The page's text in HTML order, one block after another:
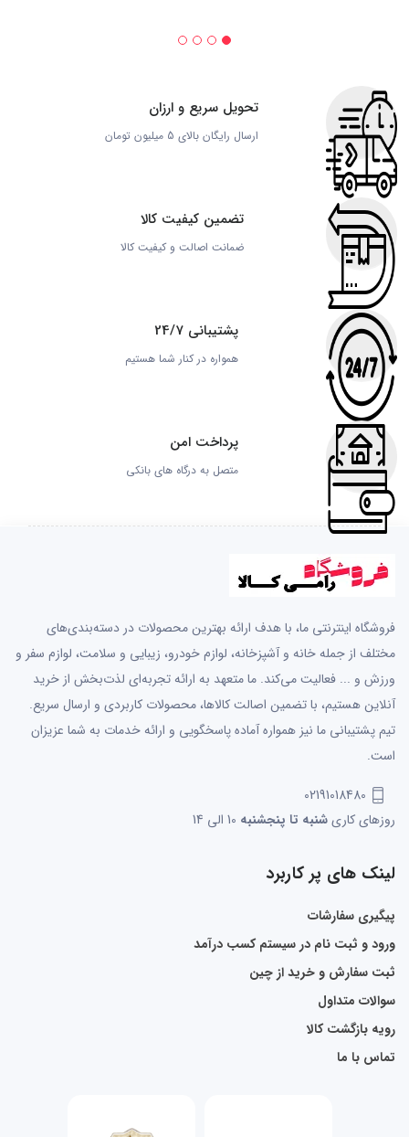
تحویل سریع و ارزان
ارسال رایگان بالای 5 میلیون تومان
تضمین کیفیت کالا
ضمانت اصالت و کیفیت کالا
پشتیبانی 24/7
همواره در کنار شما هستیم
پرداخت امن
متصل به درگاه های بانکی
فروشگاه اینترنتی ما، با هدف ارائه بهترین محصولات در دسته‌بندی‌های
مختلف از جمله خانه و آشپزخانه، لوازم خودرو، زیبایی و سلامت، لوازم سفر و
ورزش و ... فعالیت می‌کند. ما متعهد به ارائه تجربه‌ای لذت‌بخش از خرید
آنلاین هستیم، با تضمین اصالت کالاها، محصولات کاربردی و ارسال سریع.
تیم پشتیبانی ما نیز همواره آماده پاسخگویی و ارائه خدمات به شما عزیزان
است.
02191018480
روزهای کاریشنبه تا پنجشنبه
لینک های پر کاربرد
پیگیری سفارشات
ورود و ثبت نام در سیستم کسب درآمد
ثبت سفارش و خرید از چین
سوالات متداول
رویه بازگشت کالا
تماس با ما